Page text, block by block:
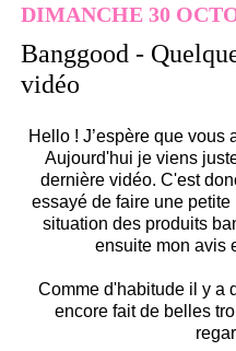
DIMANCHE 30
Banggood -
vidéo
Hello ! J’espère que
Aujourd'hui je viens
dernière vidéo. C'est
essayé de faire une
situation des produits
ensuite mon avis
Comme d'habitude il y a
encore fait de belles